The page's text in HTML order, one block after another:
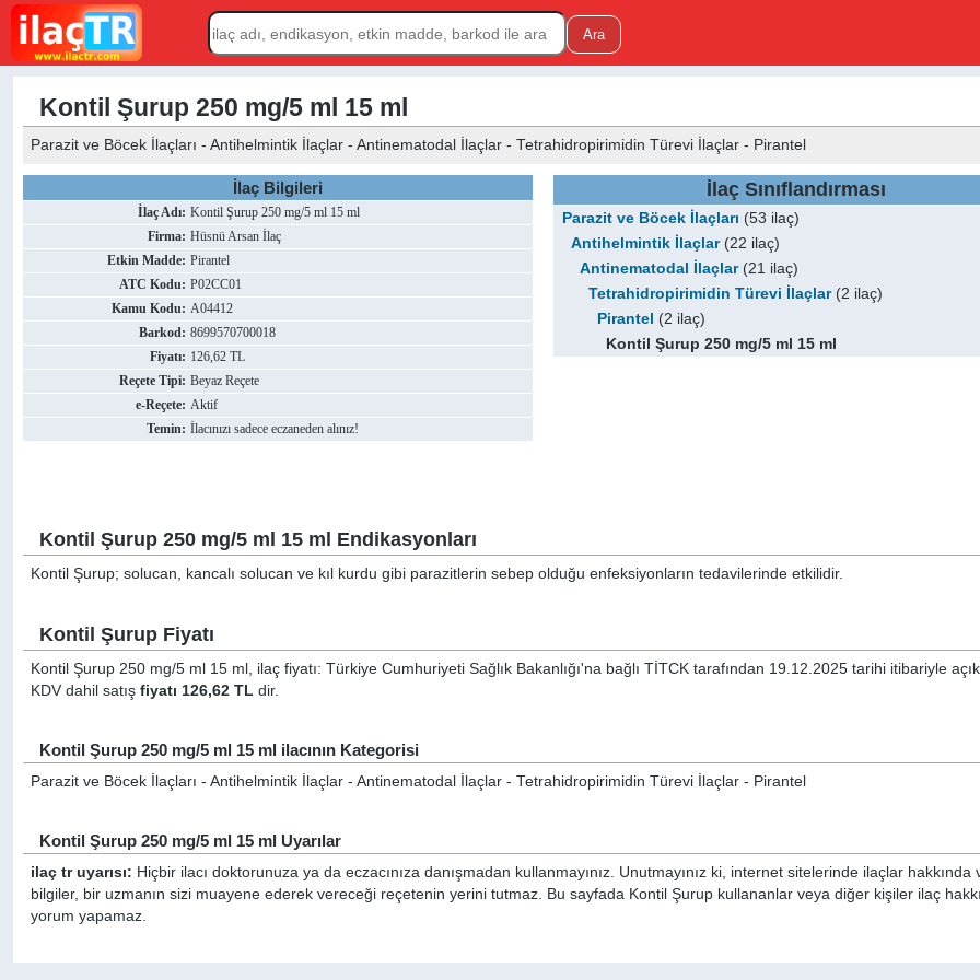
Kontil Şurup 250 mg/5 ml 15 ml
Parazit ve Böcek İlaçları - Antihelmintik İlaçlar - Antinematodal İlaçlar - Tetrahidropirimidin Türevi İlaçlar - Pirantel
İlaç Bilgileri
İlaç Adı: Kontil Şurup 250 mg/5 ml 15 ml
Firma: Hüsnü Arsan İlaç
Etkin Madde: Pirantel
ATC Kodu: P02CC01
Kamu Kodu: A04412
Barkod: 8699570700018
Fiyatı: 126,62 TL
Reçete Tipi: Beyaz Reçete
e-Reçete: Aktif
Temin: İlacınızı sadece eczaneden alınız!
İlaç Sınıflandırması
Parazit ve Böcek İlaçları (53 ilaç)
Antihelmintik İlaçlar(22 ilaç)
Antinematodal İlaçlar(21 ilaç)
Tetrahidropirimidin Türevi İlaçlar (2 ilaç)
Pirantel (2 ilaç)
Kontil Şurup 250 mg/5 ml 15 ml
Kontil Şurup 250 mg/5 ml 15 ml Endikasyonları
Kontil Şurup; solucan, kancalı solucan ve kıl kurdu gibi parazitlerin sebep olduğu enfeksiyonların tedavilerinde etkilidir.
Kontil Şurup Fiyatı
Kontil Şurup 250 mg/5 ml 15 ml, ilaç fiyatı: Türkiye Cumhuriyeti Sağlık Bakanlığı'na bağlı TİTCK tarafından 19.12.2025 tarihi itibariyle
KDV dahil satışfiyatı 126,62 TL dir.
Kontil Şurup 250 mg/5 ml 15 ml ilacının Kategorisi
Parazit ve Böcek İlaçları - Antihelmintik İlaçlar - Antinematodal İlaçlar - Tetrahidropirimidin Türevi İlaçlar - Pirantel
Kontil Şurup 250 mg/5 ml 15 ml Uyarılar
ilaç tr uyarısı: Hiçbir ilacı doktorunuza ya da eczacınıza danışmadan kullanmayınız. Unutmayınız ki, internet sitelerinde ilaçlar hakkında
bilgiler, bir uzmanın sizi muayene ederek vereceği reçetenin yerini tutmaz. Bu sayfada Kontil Şurup kullananlar veya diğer kişiler ilaç
yorum yapamaz.